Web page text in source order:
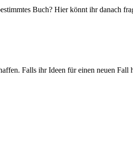
Buch? Hier könnt ihr danach
Falls ihr Ideen für einen neuen Fall